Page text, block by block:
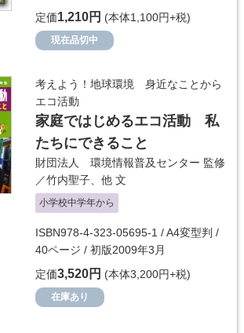
定価1,210円 (本体1,100円+税)
現在品切中
考えよう！地球環境 身近なことから
エコ活動
家庭ではじめるエコ活動 私
たちにできること
財団法人 環境情報普及センター 監修
／竹内聖子 、他 文
小学校中学年から
ISBN978-4-323-05695-1 / A4変型判 /
40ページ / 初版2009年3月
定価3,520円 (本体3,200円+税)
在庫あり